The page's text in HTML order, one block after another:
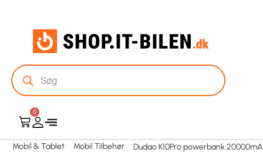
0
Mobil & Tablet Mobil Tilbehør Dudao K10Pro powerbank 20000mA